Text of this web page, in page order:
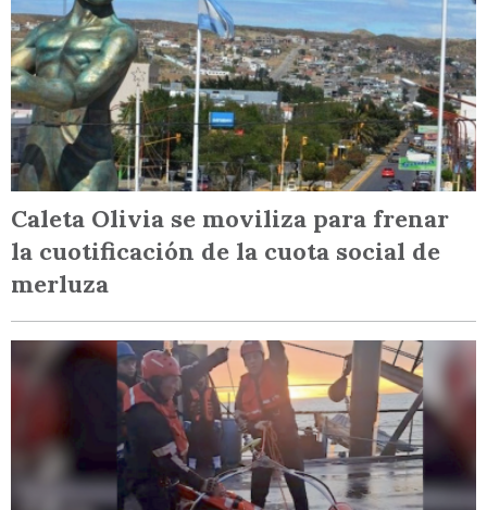
Caleta Olivia se moviliza para frenar
la cuotificación de la cuota social de
merluza